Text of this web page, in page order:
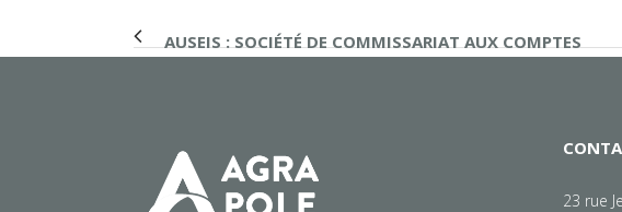
AUSEIS : SOCIÉTÉ DE COMMISSARIAT AUX COMPTES
23 rue